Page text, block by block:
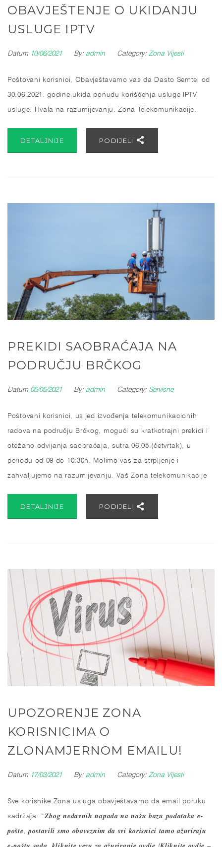
OBAVJEŠTENJE O UKIDANJU
USLUGE IPTV
Datum 10/06/2021 By: admin Category: Zona Vijesti
Poštovani korisnici, Obavještavamo vas da Dasto Semtel od
30.06.2021. godine ukida ponudu korišćenja usluge IPTV
usluge. Hvala na razumijevanju. Zona Telekomunikacije.
DETALJNIJE PODIJELI
PREKIDI SAOBRAĆAJA NA
PODRUČJU BRČKOG
Datum 05/05/2021 By: admin Category: Servisne
Poštovani korisnici, usljed izvođenja telekomunikacionih
radova na području Brčkog, mogući su kratkotrajni prekidi i
otežano odvijanja saobraćaja, sutra 06.05.(četvrtak), u
periodu od 09 do 10:30h. Molimo vas za strpljenje i
zahvaljujemo na razumijevanju. Vaš Zona telekomunikacije
DETALJNIJE PODIJELI
UPOZORENJE ZONA
KORISNICIMA O
ZLONAMJERNOM EMAILU!
Datum 17/03/2021 By: admin Category: Zona Vijesti
Sve korisnike Zona usluga obavještavamo da email poruku
sadržaja: “𝒁𝒃𝒐𝒈 𝒏𝒆𝒅𝒂𝒗𝒏𝒊𝒉 𝒏𝒂𝒑𝒂𝒅𝒂 𝒏𝒂 𝒏𝒂𝒔̌𝒖 𝒃𝒂𝒛𝒖 𝒑𝒐𝒅𝒂𝒕𝒂𝒌𝒂 𝒆-
𝒑𝒐𝒔̌𝒕𝒆, 𝒑𝒐𝒔𝒕𝒂𝒗𝒊𝒍𝒊 𝒔𝒎𝒐 𝒐𝒃𝒂𝒗𝒆𝒛𝒏𝒊𝒎 𝒅𝒂 𝒔𝒗𝒊 𝒌𝒐𝒓𝒊𝒔𝒏𝒊𝒄𝒊 𝒕𝒂𝒎𝒐 𝒂𝒛̌𝒖𝒓𝒊𝒓𝒂𝒋𝒖
𝒆-𝒑𝒐𝒔̌𝒕𝒖 𝒔𝒂𝒅𝒂, 𝒌𝒍𝒊𝒌𝒏𝒊𝒕𝒆 𝒗𝒆𝒛𝒖 𝒛𝒂 𝒂𝒛̌𝒖𝒓𝒊𝒓𝒂𝒏𝒋𝒆 𝒐𝒗𝒅𝒋𝒆 (𝑲𝒍𝒊𝒌𝒏𝒊𝒕𝒆 𝒐𝒗𝒅𝒋𝒆 –